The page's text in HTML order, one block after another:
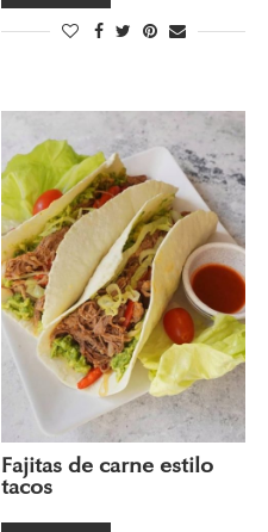
Fajitas de carne estilo
tacos